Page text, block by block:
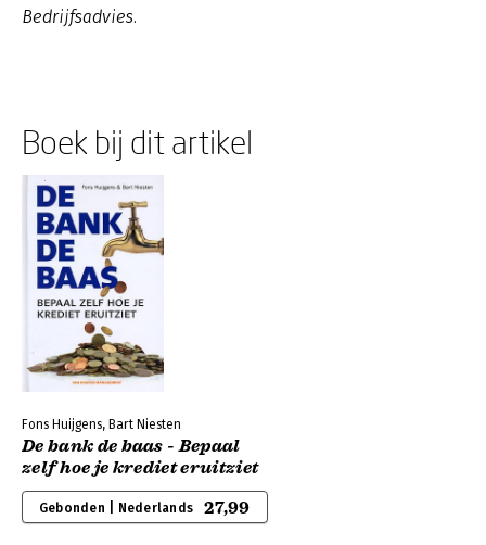
Bedrijfsadvies.
Boek bij dit artikel
Fons Huijgens, Bart Niesten
De bank de baas - Bepaal
zelf hoe je krediet eruitziet
Gebonden | Nederlands 27,99